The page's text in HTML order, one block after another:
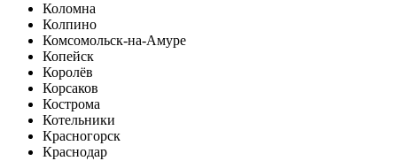
Коломна
Колпино
Комсомольск-на-Амуре
Копейск
Королёв
Корсаков
Кострома
Котельники
Красногорск
Краснодар